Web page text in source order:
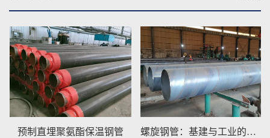
预制直埋聚氨酯保温钢管 螺旋钢管：基建与工业的钢铁动脉